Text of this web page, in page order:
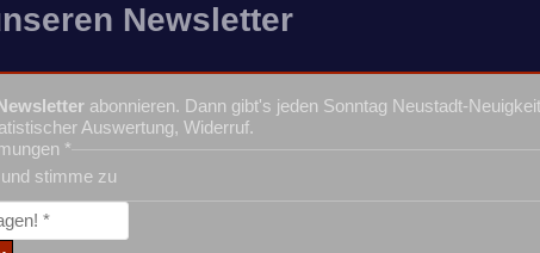
Newsletter
abonnieren. Dann gibt's jeden Sonntag Neustadt-
Auswertung, Widerruf.
*
stimme zu